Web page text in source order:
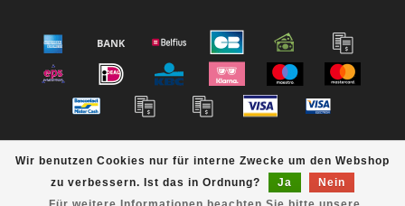
Wir benutzen Cookies nur für interne Zwecke um den Webshop
zu verbessern. Ist das in Ordnung?
Ja
Nein
© Copyright 2026 bestbike RADSPORT Andreas Kommer -
Powered byLightspeed- Theme byDyvelopment
bestbike scores a /10 out of klantbeoordelingen at